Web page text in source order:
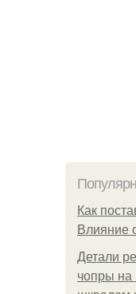
Как
Влияние
Детали
чопры на